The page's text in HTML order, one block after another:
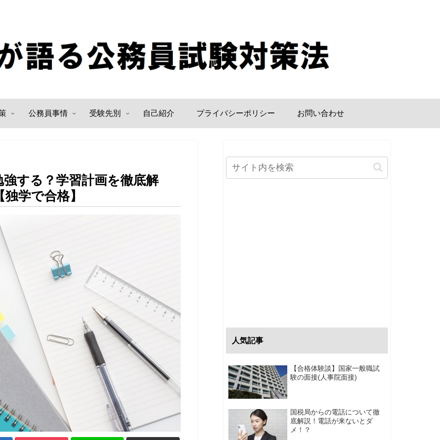
公務員事情 受験先別 自己紹介 プライバシーポリシー お問い合わせ
する？学習計画を徹底解
学で合格】
人気記事
【合格体験談】国家一般職試
験の面接(人事院面接)
国税局からの電話について徹
底解説！電話が来ないとダ
メ！？